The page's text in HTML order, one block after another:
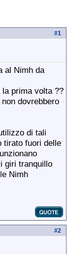
#1
al Nimh da
prima volta ??
dovrebbero
di tali
tirato fuori delle
giri tranquillo
Nimh
#2